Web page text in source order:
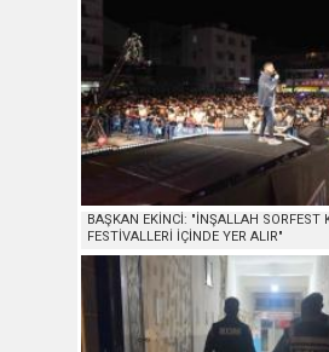
BAŞKAN EKİNCİ: "İNŞALLAH SORFEST
FESTİVALLERİ İÇİNDE YER ALIR"